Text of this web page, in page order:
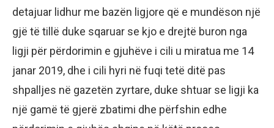
detajuar lidhur me bazën ligjore që e mundëson një
gjë të tillë duke sqaruar se kjo e drejtë buron nga
ligji për përdorimin e gjuhëve i cili u miratua me 14
janar 2019, dhe i cili hyri në fuqi tetë ditë pas
shpalljes në gazetën zyrtare, duke shtuar se ligji ka
një gamë të gjerë zbatimi dhe përfshin edhe